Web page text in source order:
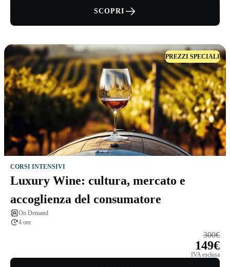
SCOPRI
PREZZI SPECIALI
CORSI INTENSIVI
Luxury Wine: cultura, mercato e
accoglienza del consumatore
On Demand
4 ore
300€
149€
IVA esclusa